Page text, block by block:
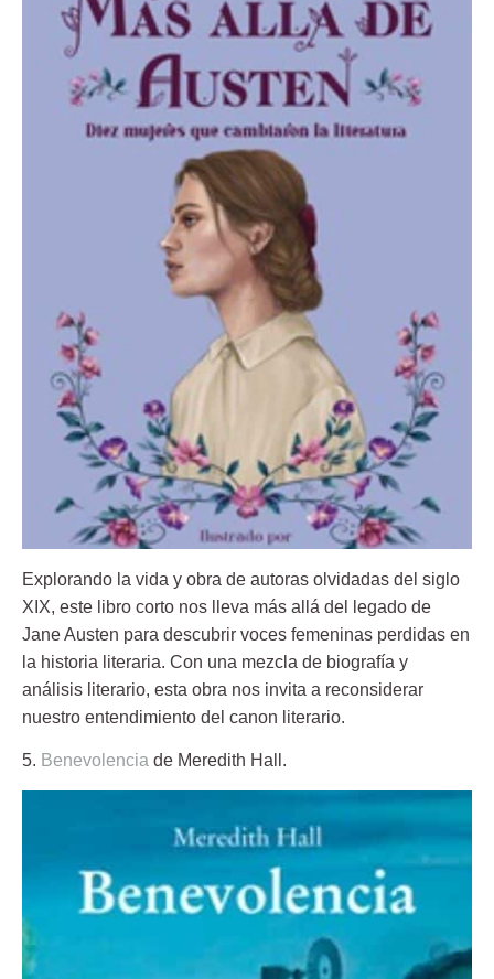
Explorando la vida y obra de autoras olvidadas del siglo
XIX, este libro corto nos lleva más allá del legado de
Jane Austen para descubrir voces femeninas perdidas en
la historia literaria. Con una mezcla de biografía y
análisis literario, esta obra nos invita a reconsiderar
nuestro entendimiento del canon literario.
5. Benevolencia de Meredith Hall.